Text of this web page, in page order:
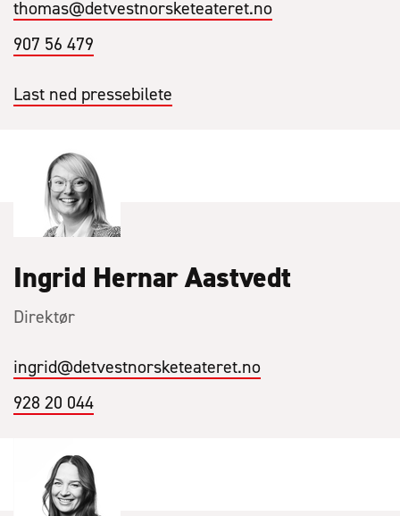
thomas@detvestnorsketeateret.no
907 56 479
Last ned pressebilete
Ingrid Hernar Aastvedt
Direktør
ingrid@detvestnorsketeateret.no
928 20 044